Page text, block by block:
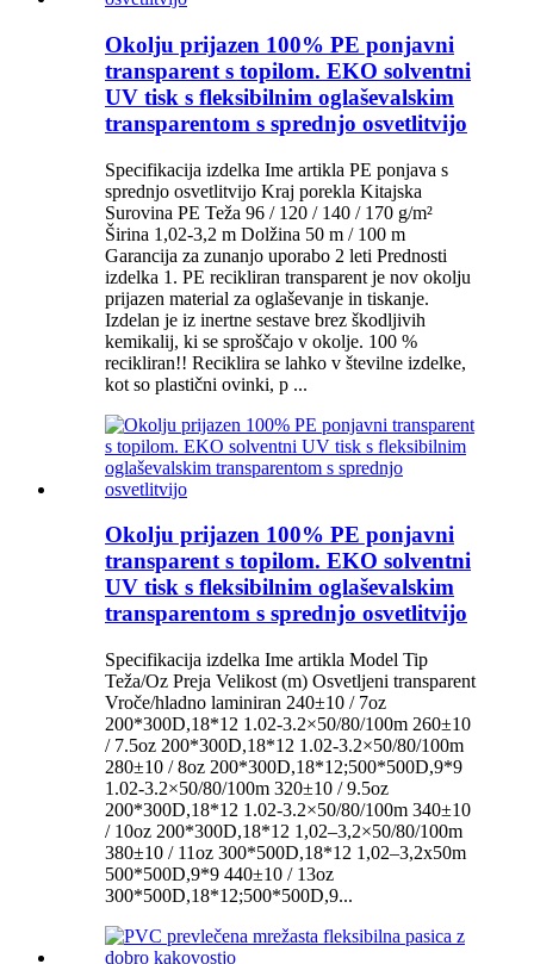
Okolju prijazen 100% PE ponjavni
transparent s topilom. EKO solventni
UV tisk s fleksibilnim oglaševalskim
transparentom s sprednjo osvetlitvijo
Specifikacija izdelka Ime artikla PE ponjava s
sprednjo osvetlitvijo Kraj porekla Kitajska
Surovina PE Teža 96 / 120 / 140 / 170 g/m²
Širina 1,02-3,2 m Dolžina 50 m / 100 m
Garancija za zunanjo uporabo 2 leti Prednosti
izdelka 1. PE recikliran transparent je nov okolju
prijazen material za oglaševanje in tiskanje.
Izdelan je iz inertne sestave brez škodljivih
kemikalij, ki se sproščajo v okolje. 100 %
recikliran!! Reciklira se lahko v številne izdelke,
kot so plastični ovinki, p ...
Okolju prijazen 100% PE ponjavni
transparent s topilom. EKO solventni
UV tisk s fleksibilnim oglaševalskim
transparentom s sprednjo osvetlitvijo
Specifikacija izdelka Ime artikla Model Tip
Teža/Oz Preja Velikost (m) Osvetljeni transparent
Vroče/hladno laminiran 240±10 / 7oz
200*300D,18*12 1.02-3.2×50/80/100m 260±10
/ 7.5oz 200*300D,18*12 1.02-3.2×50/80/100m
280±10 / 8oz 200*300D,18*12;500*500D,9*9
1.02-3.2×50/80/100m 320±10 / 9.5oz
200*300D,18*12 1.02-3.2×50/80/100m 340±10
/ 10oz 200*300D,18*12 1,02–3,2×50/80/100m
380±10 / 11oz 300*500D,18*12 1,02–3,2x50m
500*500D,9*9 440±10 / 13oz
300*500D,18*12;500*500D,9...